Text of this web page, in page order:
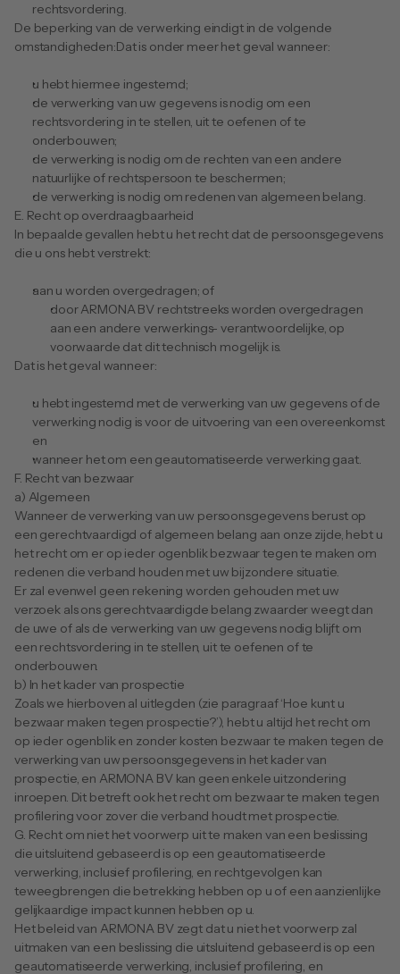
rechtsvordering.
De beperking van de verwerking eindigt in de volgende
omstandigheden:Dat is onder meer het geval wanneer:
u hebt hiermee ingestemd;
de verwerking van uw gegevens is nodig om een
rechtsvordering in te stellen, uit te oefenen of te
onderbouwen;
de verwerking is nodig om de rechten van een andere
natuurlijke of rechtspersoon te beschermen;
de verwerking is nodig om redenen van algemeen belang.
E. Recht op overdraagbaarheid
In bepaalde gevallen hebt u het recht dat de persoonsgegevens
die u ons hebt verstrekt:
aan u worden overgedragen; of
door ARMONA BV rechtstreeks worden overgedragen
aan een andere verwerkings- verantwoordelijke, op
voorwaarde dat dit technisch mogelijk is.
Dat is het geval wanneer:
u hebt ingestemd met de verwerking van uw gegevens of de
verwerking nodig is voor de uitvoering van een overeenkomst
en
wanneer het om een geautomatiseerde verwerking gaat.
F. Recht van bezwaar
a) Algemeen
Wanneer de verwerking van uw persoonsgegevens berust op
een gerechtvaardigd of algemeen belang aan onze zijde, hebt u
het recht om er op ieder ogenblik bezwaar tegen te maken om
redenen die verband houden met uw bijzondere situatie.
Er zal evenwel geen rekening worden gehouden met uw
verzoek als ons gerechtvaardigde belang zwaarder weegt dan
de uwe of als de verwerking van uw gegevens nodig blijft om
een rechtsvordering in te stellen, uit te oefenen of te
onderbouwen.
b) In het kader van prospectie
Zoals we hierboven al uitlegden (zie paragraaf ‘Hoe kunt u
bezwaar maken tegen prospectie?’), hebt u altijd het recht om
op ieder ogenblik en zonder kosten bezwaar te maken tegen de
verwerking van uw persoonsgegevens in het kader van
prospectie, en ARMONA BV kan geen enkele uitzondering
inroepen. Dit betreft ook het recht om bezwaar te maken tegen
profilering voor zover die verband houdt met prospectie.
G. Recht om niet het voorwerp uit te maken van een beslissing
die uitsluitend gebaseerd is op een geautomatiseerde
verwerking, inclusief profilering, en rechtgevolgen kan
teweegbrengen die betrekking hebben op u of een aanzienlijke
gelijkaardige impact kunnen hebben op u.
Het beleid van ARMONA BV zegt dat u niet het voorwerp zal
uitmaken van een beslissing die uitsluitend gebaseerd is op een
geautomatiseerde verwerking, inclusief profilering, en